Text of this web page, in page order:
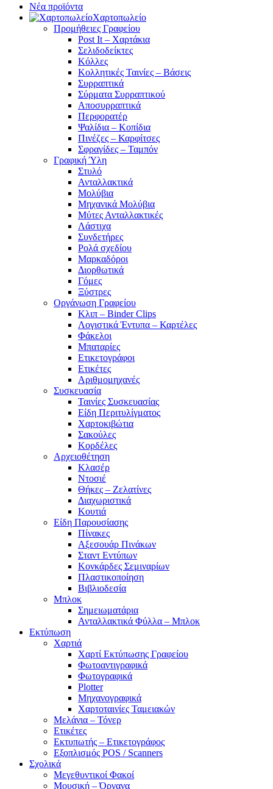
Νέα προϊόντα
Χαρτοπωλείο
Προμήθειες Γραφείου
Post It – Χαρτάκια
Σελιδοδείκτες
Κόλλες
Κολλητικές Ταινίες – Βάσεις
Συρραπτικά
Σύρματα Συρραπτικού
Αποσυρραπτικά
Περφορατέρ
Ψαλίδια – Κοπίδια
Πινέζες – Καρφίτσες
Σφραγίδες – Ταμπόν
Γραφική Ύλη
Στυλό
Ανταλλακτικά
Μολύβια
Μηχανικά Μολύβια
Μύτες Ανταλλακτικές
Λάστιχα
Συνδετήρες
Ρολά σχεδίου
Μαρκαδόροι
Διορθωτικά
Γόμες
Ξύστρες
Οργάνωση Γραφείου
Κλιπ – Binder Clips
Λογιστικά Έντυπα – Καρτέλες
Φάκελοι
Μπαταρίες
Ετικετογράφοι
Ετικέτες
Αριθμομηχανές
Συσκευασία
Ταινίες Συσκευασίας
Είδη Περιτυλίγματος
Χαρτοκιβώτια
Σακούλες
Κορδέλες
Αρχειοθέτηση
Κλασέρ
Ντοσιέ
Θήκες – Ζελατίνες
Διαχωριστικά
Κουτιά
Είδη Παρουσίασης
Πίνακες
Αξεσουάρ Πινάκων
Σταντ Εντύπων
Κονκάρδες Σεμιναρίων
Πλαστικοποίηση
Βιβλιοδεσία
Μπλοκ
Σημειωματάρια
Ανταλλακτικά Φύλλα – Μπλοκ
Εκτύπωση
Χαρτιά
Χαρτί Εκτύπωσης Γραφείου
Φωτοαντιγραφικά
Φωτογραφικά
Plotter
Μηχανογραφικά
Χαρτοταινίες Ταμειακών
Μελάνια – Τόνερ
Ετικέτες
Εκτυπωτής – Ετικετογράφος
Εξοπλισμός POS / Scanners
Σχολικά
Μεγεθυντικοί Φακοί
Μουσική – Όργανα